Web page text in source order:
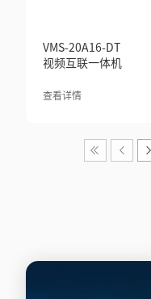
VMS-20A16-DT
视频互联一体机
查看详情